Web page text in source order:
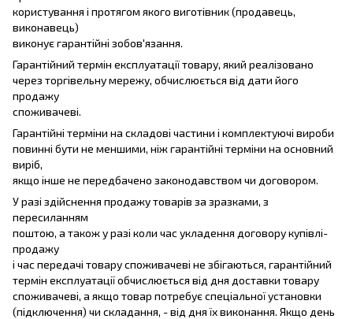
користування і протягом якого виготівник (продавець,
виконавець)
виконує гарантійні зобов'язання.
Гарантійний термін експлуатації товару, який реалізовано
через торгівельну мережу, обчислюється від дати його
продажу
споживачеві.
Гарантійні терміни на складові частини і комплектуючі вироби
повинні бути не меншими, ніж гарантійні терміни на основний
виріб,
якщо інше не передбачено законодавством чи договором.
У разі здійснення продажу товарів за зразками, з
пересиланням
поштою, а також у разі коли час укладення договору купівлі-
продажу
і час передачі товару споживачеві не збігаються, гарантійний
термін експлуатації обчислюється від дня доставки товару
споживачеві, а якщо товар потребує спеціальної установки
(підключення) чи складання, - від дня їх виконання. Якщо день